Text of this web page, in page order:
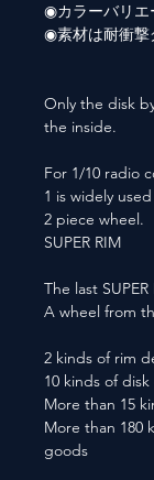
◉カラーバリエ
◉素材は耐衝撃
Only the disk
the inside.
For 1/10 radio
1 is widely used
2 piece wheel.
SUPER RIM
The last SUPER
A wheel from
2 kinds of rim
10 kinds of
More than 15
More than 180
goods